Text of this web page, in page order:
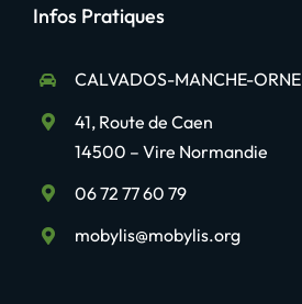
Infos Pratiques
CALVADOS-MANCHE-ORNE
41, Route de Caen
14500 – Vire Normandie
06 72 77 60 79
mobylis@mobylis.org